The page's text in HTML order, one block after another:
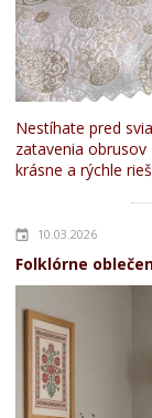
Nestíhate pred
zatavenia obrusov
krásne a rýchle
10.03.2026
Folklórne